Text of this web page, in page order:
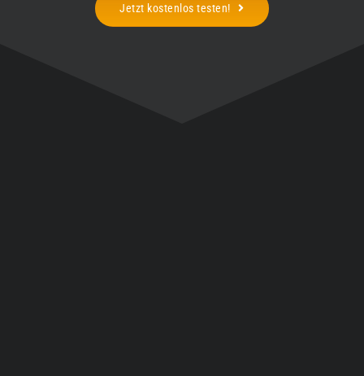
Jetzt kostenlos testen!